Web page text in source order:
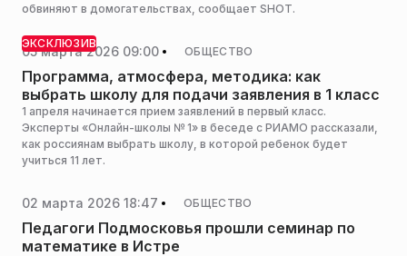
обвиняют в домогательствах, сообщает SHOT.
ЭКСКЛЮЗИВ
05 марта 2026 09:00 ОБЩЕСТВО
Программа, атмосфера, методика: как
выбрать школу для подачи заявления в 1 класс
1 апреля начинается прием заявлений в первый класс.
Эксперты «Онлайн-школы № 1» в беседе с РИАМО рассказали,
как россиянам выбрать школу, в которой ребенок будет
учиться 11 лет.
02 марта 2026 18:47 ОБЩЕСТВО
Педагоги Подмосковья прошли семинар по
математике в Истре